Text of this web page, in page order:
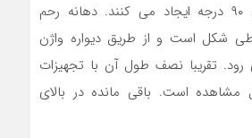
می شوند و منحنی ۹۰ درجه ایجاد می کنند. دهانه رحم
شکل است و از طریق دیواره واژن
رود. تقریبا نصف طول آن با تجهیزات
است. باقی مانده در بالای